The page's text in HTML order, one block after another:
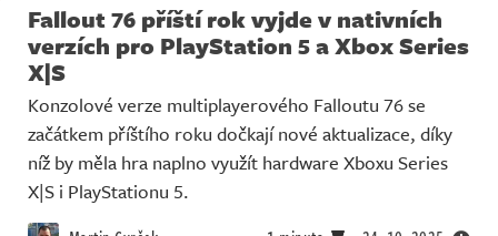
Databáze
Komunita
Redakce
Živě
Fallout 76 příští rok vyjde v nativních
verzích pro PlayStation 5 a Xbox Series
X|S
Konzolové verze multiplayerového Falloutu 76 se
začátkem příštího roku dočkají nové aktualizace, díky
níž by měla hra naplno využít hardware Xboxu Series
X|S i PlayStationu 5.